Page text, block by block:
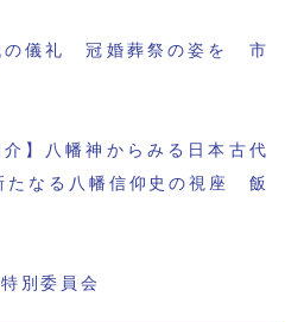
の儀礼 冠婚葬祭の姿を 市
介】八幡神からみる日本古代
なる八幡信仰史の視座 飯
別委員会